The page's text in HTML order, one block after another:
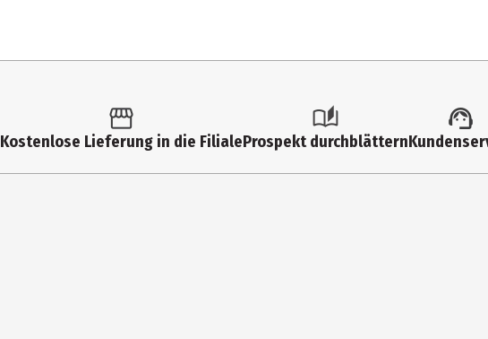
Spielzeug
Schwarz
Kostenlose Lieferung in die FilialeProspekt durchblättern